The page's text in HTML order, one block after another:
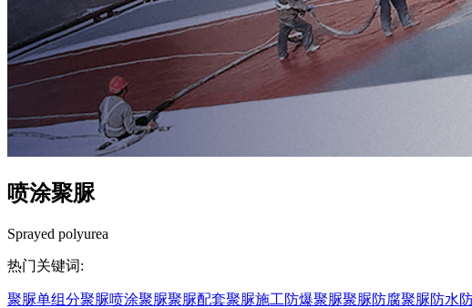
喷涂聚脲
Sprayed polyurea
热门关键词:
聚脲单组分聚脲喷涂聚脲聚脲配套聚脲施工防爆聚脲聚脲防腐聚脲防水